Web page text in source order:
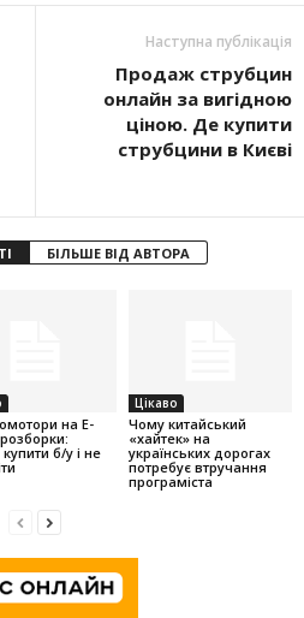
Наступна публікація
Продаж струбцин
онлайн за вигідною
ціною. Де купити
струбцини в Києві
БІЛЬШЕ ВІД АВТОРА
на E-
б/у і не
Цікаво
Чому китайський
«хайтек» на
українських дорогах
потребує втручання
програміста